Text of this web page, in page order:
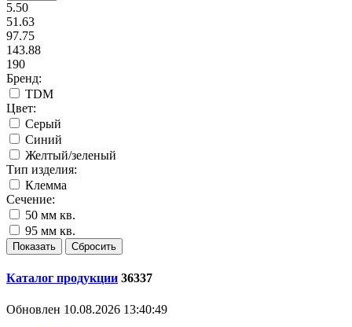
5.50
51.63
97.75
143.88
190
Бренд:
TDM
Цвет:
Серый
Синий
Желтый/зеленый
Тип изделия:
Клемма
Сечение:
50 мм кв.
95 мм кв.
Каталог продукции 36337
Обновлен 10.08.2026 13:40:49